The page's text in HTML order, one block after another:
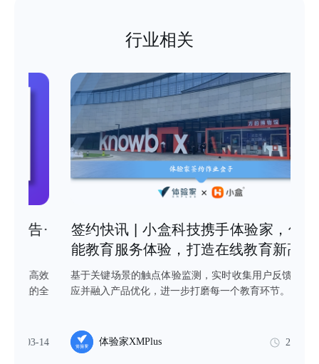
行业相关
签约快讯 | 小盒科技携手体验家，优化智
能教育服务体验，打造在线教育新高度
基于关键场景的触点体验监测，实时收集用户反馈，快速响
应并融入产品优化，进一步打磨每一个教育环节。
体验家XMPlus 2025-01-22